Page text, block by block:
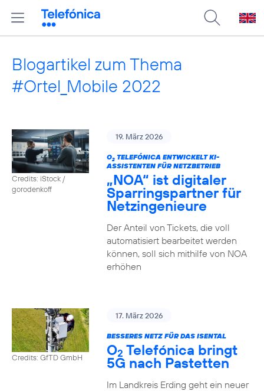
Blogartikel zum Thema
#Ortel_Mobile 2022
Credits: iStock /
gorodenkoff
19. März 2026
O2TELEFÓNICA ENTWICKELT KI-
ASSISTENTEN FÜR NETZBETRIEB
„NOA“ ist digitaler
Sparringspartner für
Netzingenieure
Der Anteil von Tickets, die voll
automatisiert bearbeitet werden
können, soll sich mithilfe von NOA
erhöhen
Credits: GfTD GmbH
17. März 2026
BESSERES NETZ FÜR DAS ISENTAL
O2 Telefónica bringt
5G nach Pastetten
Im Landkreis Erding geht ein neuer